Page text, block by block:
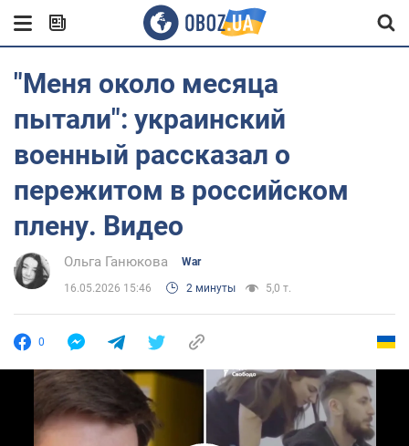
"Меня около месяца
пытали": украинский
военный рассказал о
пережитом в российском
плену. Видео
Ольга Ганюкова War
16.05.2026 15:46 2 минуты 5,0 т.
0